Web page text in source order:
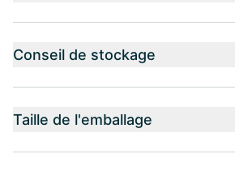
Conseil de stockage
Taille de l'emballage